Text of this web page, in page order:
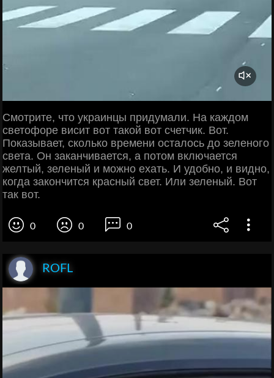
Смотрите, что украинцы придумали. На каждом
светофоре висит вот такой вот счетчик. Вот.
Показывает, сколько времени осталось до зеленого
света. Он заканчивается, а потом включается
желтый, зеленый и можно ехать. И удобно, и видно,
когда закончится красный свет. Или зеленый. Вот
так вот.
0 0 0
ROFL